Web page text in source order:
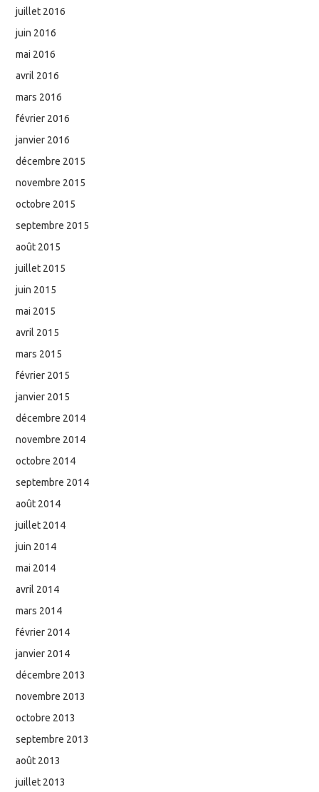
juillet 2016
juin 2016
mai 2016
avril 2016
mars 2016
février 2016
janvier 2016
décembre 2015
novembre 2015
octobre 2015
septembre 2015
août 2015
juillet 2015
juin 2015
mai 2015
avril 2015
mars 2015
février 2015
janvier 2015
décembre 2014
novembre 2014
octobre 2014
septembre 2014
août 2014
juillet 2014
juin 2014
mai 2014
avril 2014
mars 2014
février 2014
janvier 2014
décembre 2013
novembre 2013
octobre 2013
septembre 2013
août 2013
juillet 2013